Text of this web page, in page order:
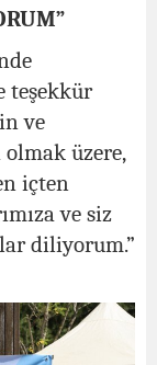
teşekkür
ve
üzere,
içten
ve siz
diliyorum.”